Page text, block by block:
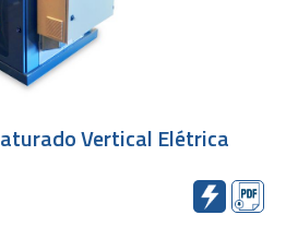
Vertical Elétrica